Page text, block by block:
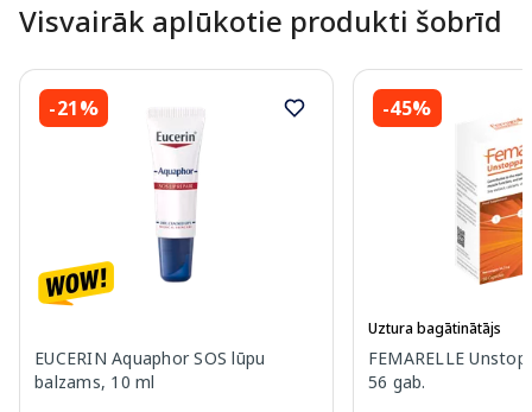
Visvairāk aplūkotie produkti šobrīd
-21%
EUCERIN Aquaphor SOS lūpu
balzams, 10 ml
-45%
Uztura bagātinātājs
FEMARELLE
56 gab.